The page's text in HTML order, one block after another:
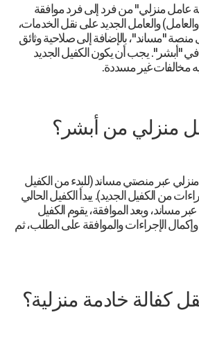
منزلي" من فرد إلى فرد موافقة
والعامل الجديد على نقل الخدمات،
منصة "مساند"، بالإضافة إلى صلاحية وثائق
"أبشر". يجب أن يكون الكفيل الجديد
غير مسددة.
منزلي من أبشر؟
عبر منصتي مساند (للبدء من الكفيل
من الكفيل الجديد). يبدأ الكفيل الحالي
مساند، وبعد الموافقة، يقوم الكفيل
الإجراءات والموافقة على الطلب، ثم
كفالة خادمة منزلية؟